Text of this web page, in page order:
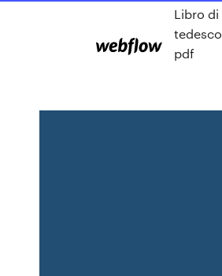
Libro di
tedesco
pdf